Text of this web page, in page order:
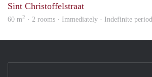
Sint Christoffelstraat
60 m2 · 2 rooms · Immediately - Indefinite period